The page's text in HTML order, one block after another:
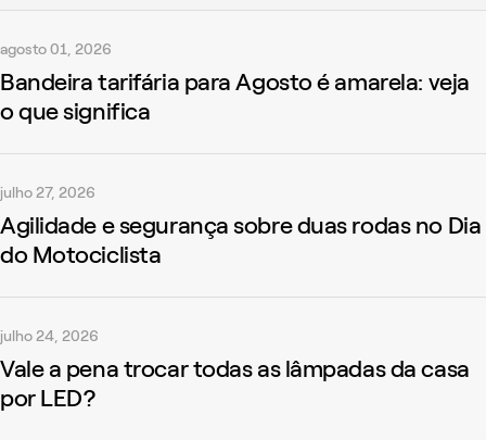
agosto 01, 2026
Bandeira tarifária para Agosto é amarela: veja
o que significa
julho 27, 2026
Agilidade e segurança sobre duas rodas no Dia
do Motociclista
julho 24, 2026
Vale a pena trocar todas as lâmpadas da casa
por LED?